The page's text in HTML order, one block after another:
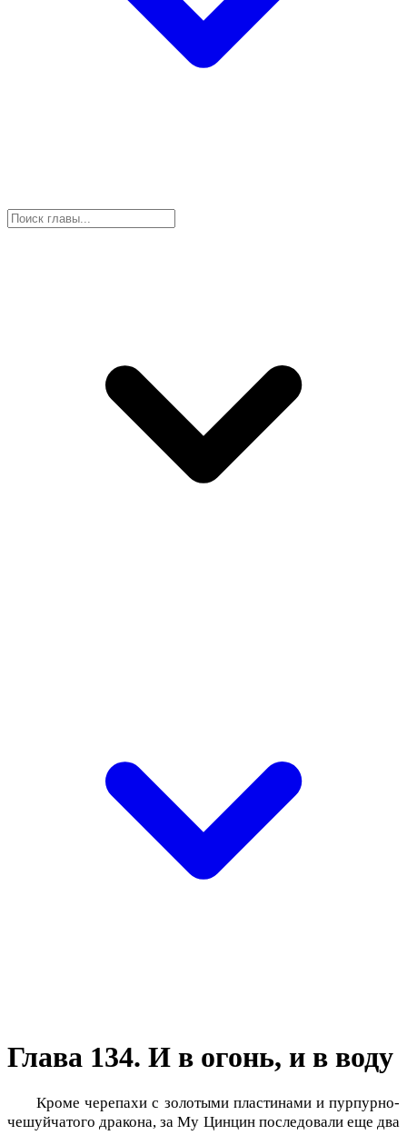
Глава 134. И в огонь, и в воду
Кроме черепахи с золотыми пластинами и пурпурно-
чешуйчатого дракона, за Му Цинцин последовали еще два